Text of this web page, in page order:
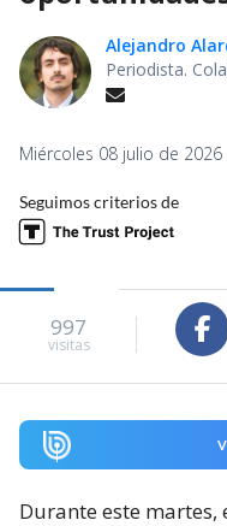
Alejandro
Periodista.
Miércoles 08 julio de 2026
Seguimos criterios de
997
visitas
Durante este martes,